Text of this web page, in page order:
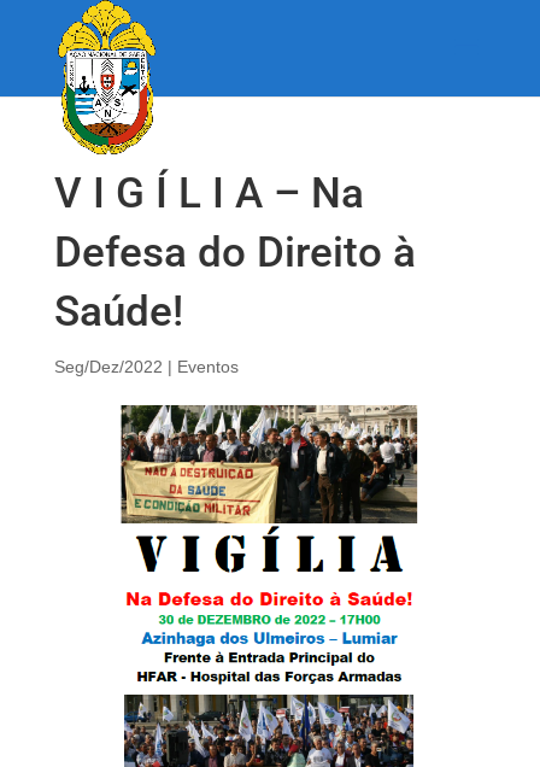
V I G Í L I A – Na
Defesa do Direito à
Saúde!
Seg/Dez/2022 | Eventos